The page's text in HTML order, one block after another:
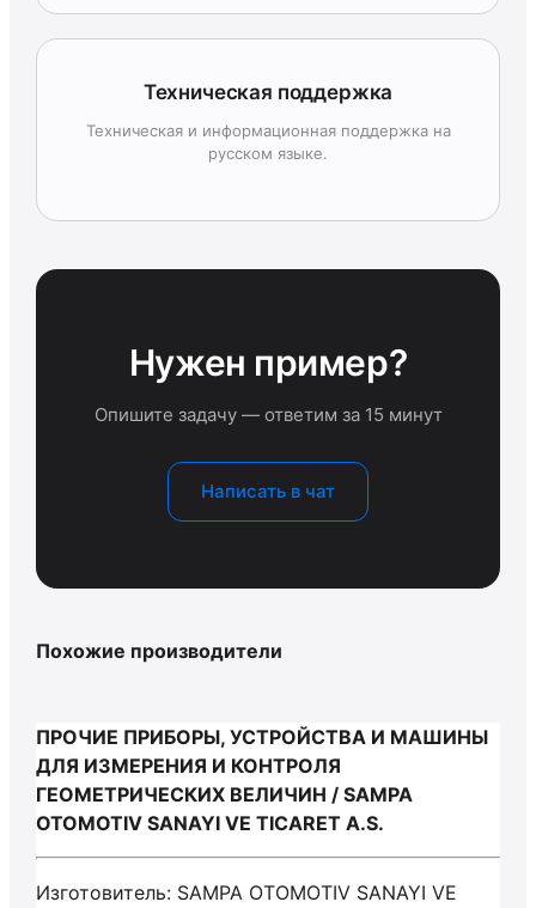
Техническая поддержка
Техническая и информационная поддержка на
русском языке.
Нужен пример?
Опишите задачу — ответим за 15 минут
Написать в чат
Похожие производители
ПРОЧИЕ ПРИБОРЫ, УСТРОЙСТВА И МАШИНЫ
ДЛЯ ИЗМЕРЕНИЯ И КОНТРОЛЯ
ГЕОМЕТРИЧЕСКИХ ВЕЛИЧИН / SAMPA
OTOMOTIV SANAYI VE TICARET A.S.
Изготовитель: SAMPA OTOMOTIV SANAYI VE